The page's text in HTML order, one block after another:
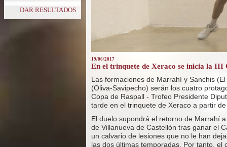
DAR RESULTADOS
19/06/2017
En el trinquete de Xeraco se inicia la III
Las formaciones de Marrahí y Sanchis
(Oliva-Savipecho) serán los cuatro
Copa de Raspall - Trofeo Presidente
tarde en el trinquete de Xeraco a partir
El duelo supondrá el retorno de Marrahí
de Villanueva de Castellón tras ganar el
un calvario de lesiones que no le han
las dos últimas temporadas. Por tanto,